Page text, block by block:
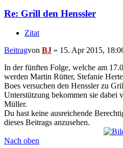
Re: Grill den Henssler
Zitat
Beitragvon BJ » 15. Apr 2015,
In der fünften Folge, welche am
werden Martin Rütter, Stefanie
Boes versuchen den Henssler zu
Unterstützung bekommen sie dabei
Müller.
Du hast keine ausreichende
dieses Beitrags anzusehen.
Nach oben